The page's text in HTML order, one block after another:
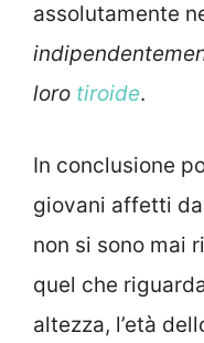
assolutamente
loro tiroide.
In conclusione
giovani affetti
non si sono mai
quel che
altezza, l’età